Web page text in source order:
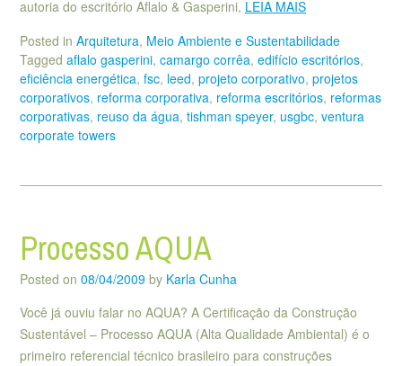
autoria do escritório Aflalo & Gasperini, LEIA MAIS
Posted in Arquitetura, Meio Ambiente e Sustentabilidade
Tagged aflalo gasperini, camargo corrêa, edifício escritórios,
eficiência energética, fsc, leed, projeto corporativo, projetos
corporativos, reforma corporativa, reforma escritórios, reformas
corporativas, reuso da água, tishman speyer, usgbc, ventura
corporate towers
Processo AQUA
Posted on 08/04/2009 by Karla Cunha
Você já ouviu falar no AQUA? A Certificação da Construção
Sustentável – Processo AQUA (Alta Qualidade Ambiental) é o
primeiro referencial técnico brasileiro para construções